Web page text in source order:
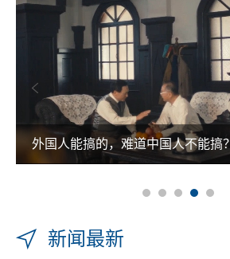
外国人能搞的，难道中国人不能搞？
新闻最新